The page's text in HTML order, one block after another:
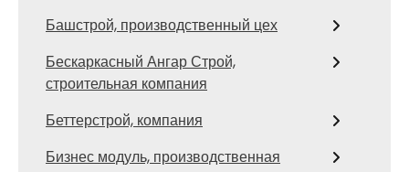
Башстрой, производственный цех
Бескаркасный Ангар Строй,
строительная компания
Беттерстрой, компания
Бизнес модуль, производственная